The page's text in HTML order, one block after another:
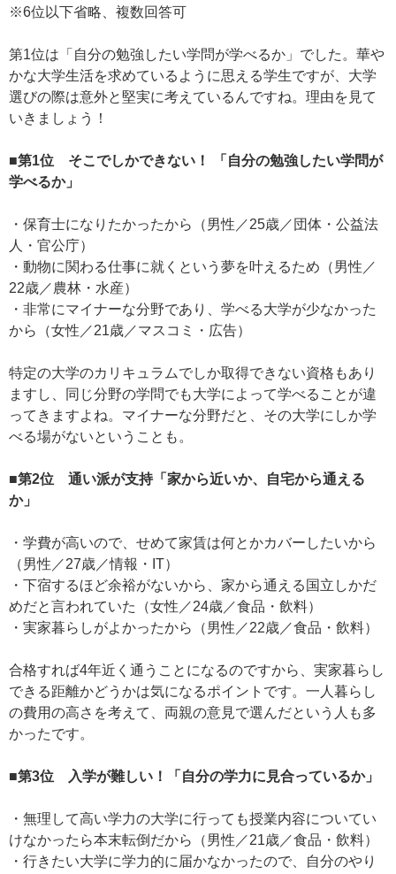
※6位以下省略、複数回答可
第1位は「自分の勉強したい学問が学べるか」でした。華や
かな大学生活を求めているように思える学生ですが、大学
選びの際は意外と堅実に考えているんですね。理由を見て
いきましょう！
■第1位 そこでしかできない！ 「自分の勉強したい学問が
学べるか」
・保育士になりたかったから（男性／25歳／団体・公益法
人・官公庁）
・動物に関わる仕事に就くという夢を叶えるため（男性／
22歳／農林・水産）
・非常にマイナーな分野であり、学べる大学が少なかった
から（女性／21歳／マスコミ・広告）
特定の大学のカリキュラムでしか取得できない資格もあり
ますし、同じ分野の学問でも大学によって学べることが違
ってきますよね。マイナーな分野だと、その大学にしか学
べる場がないということも。
■第2位 通い派が支持「家から近いか、自宅から通える
か」
・学費が高いので、せめて家賃は何とかカバーしたいから
（男性／27歳／情報・IT）
・下宿するほど余裕がないから、家から通える国立しかだ
めだと言われていた（女性／24歳／食品・飲料）
・実家暮らしがよかったから（男性／22歳／食品・飲料）
合格すれば4年近く通うことになるのですから、実家暮らし
できる距離かどうかは気になるポイントです。一人暮らし
の費用の高さを考えて、両親の意見で選んだという人も多
かったです。
■第3位 入学が難しい！「自分の学力に見合っているか」
・無理して高い学力の大学に行っても授業内容についてい
けなかったら本末転倒だから（男性／21歳／食品・飲料）
・行きたい大学に学力的に届かなかったので、自分のやり